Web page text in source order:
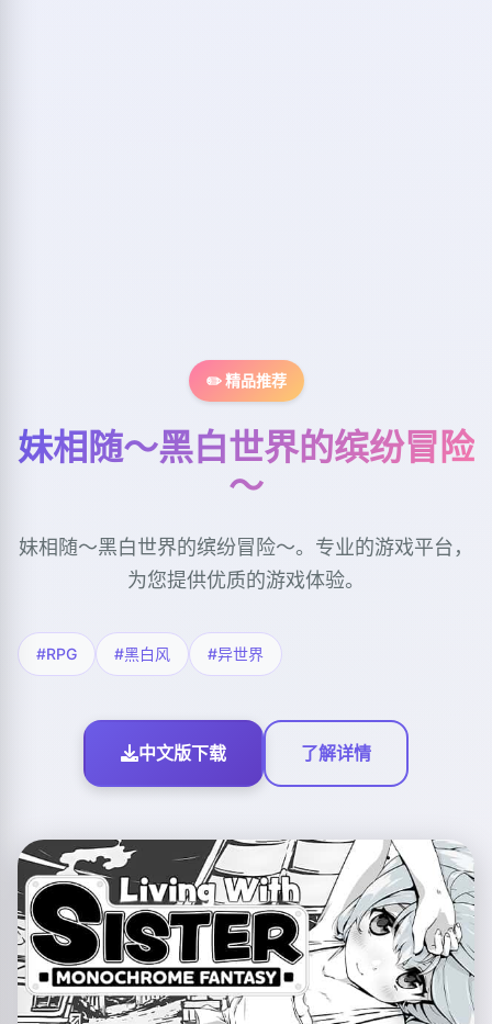
✏️ 精品推荐
妹相随～黑白世界的缤纷冒险
～
妹相随～黑白世界的缤纷冒险～。专业的游戏平台，
为您提供优质的游戏体验。
#RPG #黑白风 #异世界
中文版下载 了解详情